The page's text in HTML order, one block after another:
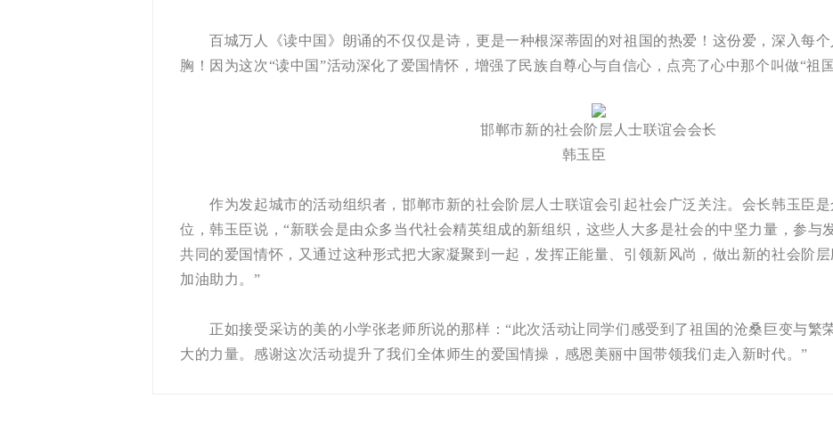
百城万人《读中国》朗诵的不仅仅是诗，更是一种根深蒂固的对祖国的热爱！这份爱，深入每个
胸！因为这次“读中国”活动深化了爱国情怀，增强了民族自尊心与自信心，点亮了心中那个叫做“祖
邯郸市新的社会阶层人士联谊会会长
韩玉臣
作为发起城市的活动组织者，邯郸市新的社会阶层人士联谊会引起社会广泛关注。会长韩玉臣是
位，韩玉臣说，“新联会是由众多当代社会精英组成的新组织，这些人大多是社会的中坚力量，参与
共同的爱国情怀，又通过这种形式把大家凝聚到一起，发挥正能量、引领新风尚，做出新的社会阶
加油助力。”
正如接受采访的美的小学张老师所说的那样：“此次活动让同学们感受到了祖国的沧桑巨变与繁
大的力量。感谢这次活动提升了我们全体师生的爱国情操，感恩美丽中国带领我们走入新时代。”